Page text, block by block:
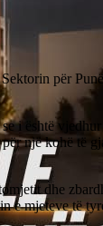
për
i është
një kohë të
dhe
e mjeteve të